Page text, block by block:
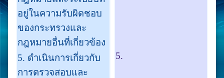
อยู่ในความรับผิดชอบ
ของกระทรวงและ
กฎหมายอื่นที่เกี่ยวข้อง
5. ดำเนินการเกี่ยวกับ
การตรวจสอบและ
5.